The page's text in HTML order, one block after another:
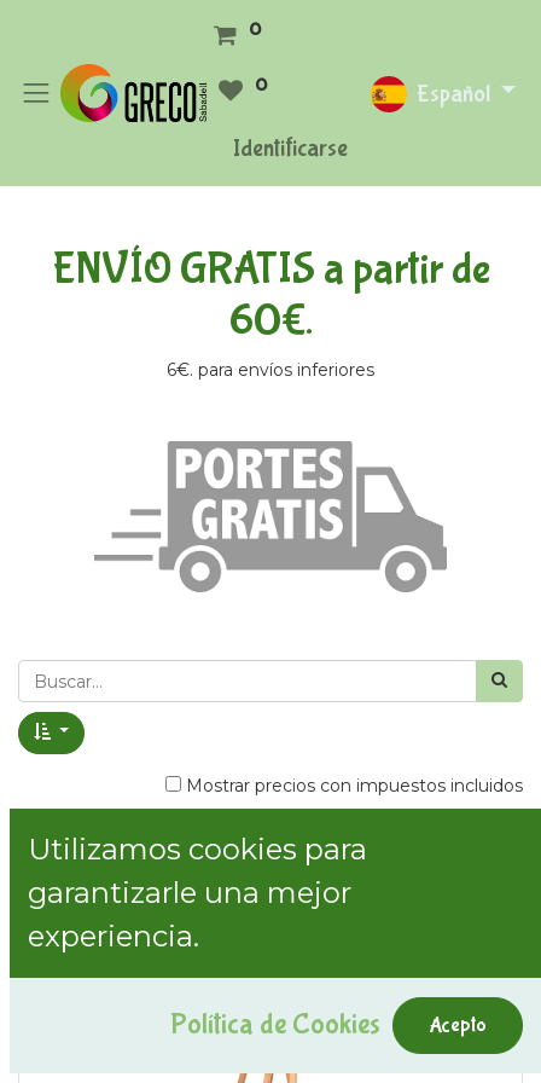
0
0
Identificarse
Español
ENVÍO GRATIS a partir de
60€.
6€. para envíos inferiores
Mostrar precios con impuestos incluidos
Mostrar categorías
Utilizamos cookies para
garantizarle una mejor
experiencia.
Política de Cookies Acepto